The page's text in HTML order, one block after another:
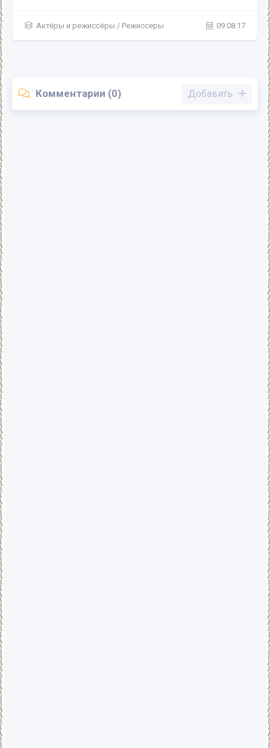
Актёры и режиссёры / Режиссеры 09.08.17
Комментарии (0) Добавить